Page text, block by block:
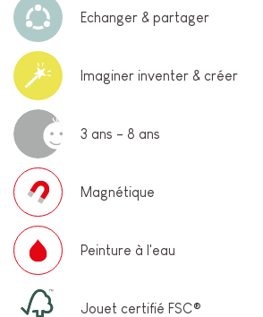
Echanger & partager
Imaginer inventer & créer
3 ans - 8 ans
Magnétique
Peinture à l'eau
Jouet certifié FSC®